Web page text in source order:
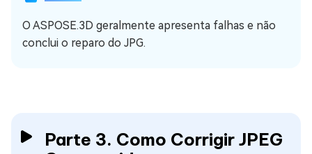
O ASPOSE.3D geralmente apresenta falhas e não
conclui o reparo do JPG.
Parte 3. Como Corrigir JPEG